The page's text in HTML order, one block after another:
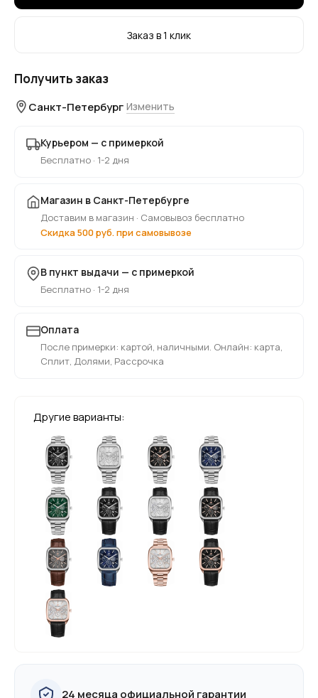
Заказ в 1 клик
Получить заказ
Санкт-Петербург Изменить
Курьером — с примеркой
Бесплатно · 1-2 дня
Магазин в Санкт-Петербурге
Доставим в магазин · Самовывоз бесплатно
Скидка 500 руб. при самовывозе
В пункт выдачи — с примеркой
Бесплатно · 1-2 дня
Оплата
После примерки: картой, наличными. Онлайн: карта,
Сплит, Долями, Рассрочка
Другие варианты:
24 месяца официальной гарантии